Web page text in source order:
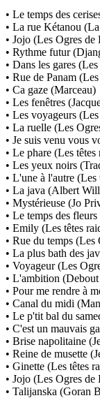
• Le temps des
• La rue Kétanou
• Jojo (Les Ogres
• Rythme futur
• Dans les gares
• Rue de Panam
• Ca gaze (Marceau)
• Les fenêtres
• Les voyageurs
• La ruelle (Les
• Je suis venu vous
• Le phare (Les têtes
• Les yeux noirs
• L'une à l'autre (Les
• La java (Albert
• Mystérieuse (Jo
• Le temps des
• Emily (Les têtes
• Rue du temps
• La plus bath des
• Voyageur (Les
• L'ambition
• Pour me rendre à
• Canal du midi
• Le p'tit bal du
• C'est un mauvais
• Brise napolitaine
• Reine de musette
• Ginette (Les têtes
• Jojo (Les Ogres
• Talijanska (Goran